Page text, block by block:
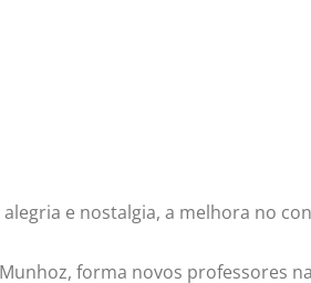
e nostalgia, a melhora no
forma novos professores